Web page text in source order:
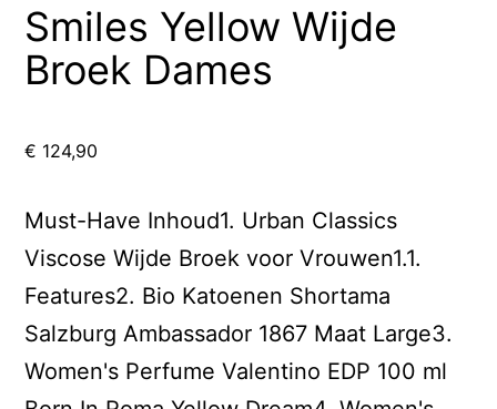
Smiles Yellow Wijde
Broek Dames
€ 124,90
Must-Have Inhoud1. Urban Classics
Viscose Wijde Broek voor Vrouwen1.1.
Features2. Bio Katoenen Shortama
Salzburg Ambassador 1867 Maat Large3.
Women's Perfume Valentino EDP 100 ml